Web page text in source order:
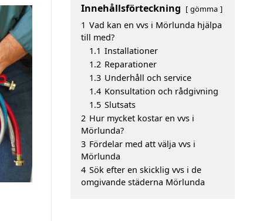
Innehållsförteckning gömma
1 Vad kan en vvs i Mörlunda hjälpa
till med?
1.1 Installationer
1.2 Reparationer
1.3 Underhåll och service
1.4 Konsultation och rådgivning
1.5 Slutsats
2 Hur mycket kostar en vvs i
Mörlunda?
3 Fördelar med att välja vvs i
Mörlunda
4 Sök efter en skicklig vvs i de
omgivande städerna Mörlunda